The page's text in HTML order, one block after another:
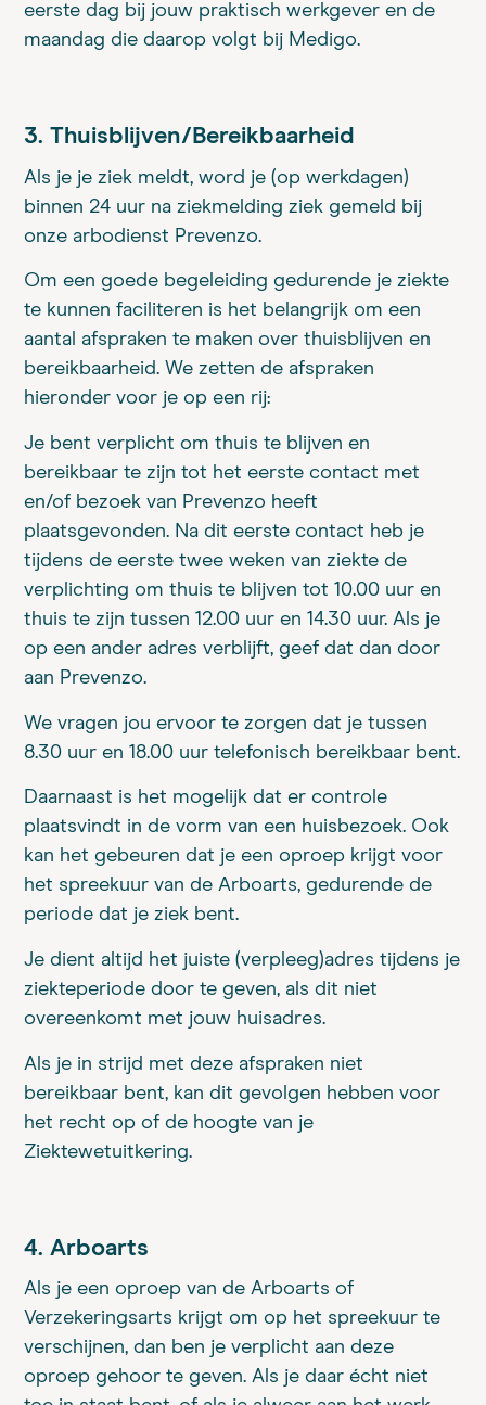
eerste dag bij jouw praktisch werkgever en de
maandag die daarop volgt bij Medigo.
3. Thuisblijven/Bereikbaarheid
Als je je ziek meldt, word je (op werkdagen)
binnen 24 uur na ziekmelding ziek gemeld bij
onze arbodienst Prevenzo.
Om een goede begeleiding gedurende je ziekte
te kunnen faciliteren is het belangrijk om een
aantal afspraken te maken over thuisblijven en
bereikbaarheid. We zetten de afspraken
hieronder voor je op een rij:
Je bent verplicht om thuis te blijven en
bereikbaar te zijn tot het eerste contact met
en/of bezoek van Prevenzo heeft
plaatsgevonden. Na dit eerste contact heb je
tijdens de eerste twee weken van ziekte de
verplichting om thuis te blijven tot 10.00 uur en
thuis te zijn tussen 12.00 uur en 14.30 uur. Als je
op een ander adres verblijft, geef dat dan door
aan Prevenzo.
We vragen jou ervoor te zorgen dat je tussen
8.30 uur en 18.00 uur telefonisch bereikbaar bent.
Daarnaast is het mogelijk dat er controle
plaatsvindt in de vorm van een huisbezoek. Ook
kan het gebeuren dat je een oproep krijgt voor
het spreekuur van de Arboarts, gedurende de
periode dat je ziek bent.
Je dient altijd het juiste (verpleeg)adres tijdens je
ziekteperiode door te geven, als dit niet
overeenkomt met jouw huisadres.
Als je in strijd met deze afspraken niet
bereikbaar bent, kan dit gevolgen hebben voor
het recht op of de hoogte van je
Ziektewetuitkering.
4. Arboarts
Als je een oproep van de Arboarts of
Verzekeringsarts krijgt om op het spreekuur te
verschijnen, dan ben je verplicht aan deze
oproep gehoor te geven. Als je daar écht niet